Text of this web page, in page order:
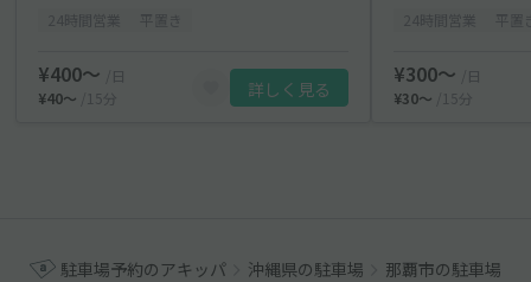
¥400〜
/日
¥40〜
/15分 詳しく見る
¥300〜
/日
¥30〜
/15分
駐車場予約のアキッパ 沖縄県の駐車場 那覇市の駐車場